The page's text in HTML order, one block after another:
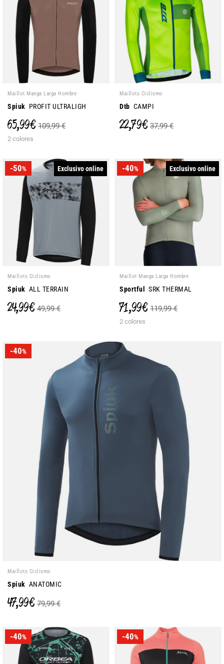
Maillot Manga Larga Hombre
Spiuk PROFIT ULTRALIGH
65,99 € 109,99 €
2 colores
Maillots Ciclismo
Dtb CAMPI
22,79 € 37,99 €
-50% Exclusivo online
Maillots Ciclismo
Spiuk ALL TERRAIN
24,99 € 49,99 €
-40% Exclusivo online
Maillot Manga Larga Hombre
Sportful SRK THERMAL
71,99 € 119,99 €
2 colores
-40%
Maillots Ciclismo
Spiuk ANATOMIC
47,99 € 79,99 €
-40% -40%